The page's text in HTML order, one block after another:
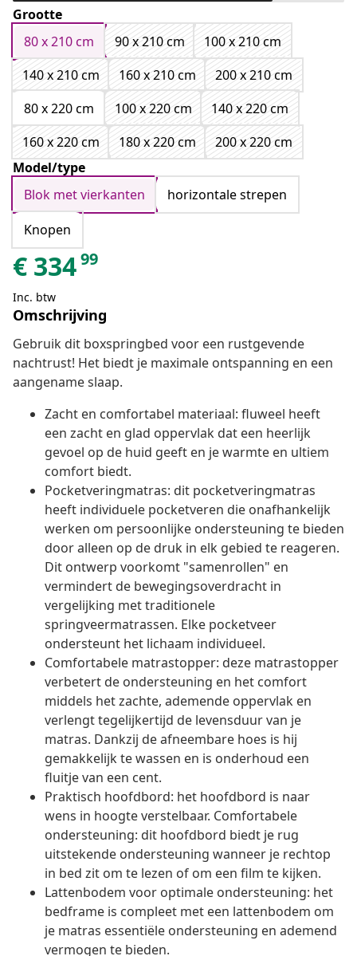
Grootte
80 x 210 cm
90 x 210 cm
100 x 210 cm
140 x 210 cm
160 x 210 cm
200 x 210 cm
80 x 220 cm
100 x 220 cm
140 x 220 cm
160 x 220 cm
180 x 220 cm
200 x 220 cm
Model/type
Blok met vierkanten
horizontale strepen
Knopen
€ 33499
Inc. btw
Omschrijving
Gebruik dit boxspringbed voor een rustgevende
nachtrust! Het biedt je maximale ontspanning en een
aangename slaap.
Zacht en comfortabel materiaal: fluweel heeft
een zacht en glad oppervlak dat een heerlijk
gevoel op de huid geeft en je warmte en ultiem
comfort biedt.
Pocketveringmatras: dit pocketveringmatras
heeft individuele pocketveren die onafhankelijk
werken om persoonlijke ondersteuning te bieden
door alleen op de druk in elk gebied te reageren.
Dit ontwerp voorkomt "samenrollen" en
vermindert de bewegingsoverdracht in
vergelijking met traditionele
springveermatrassen. Elke pocketveer
ondersteunt het lichaam individueel.
Comfortabele matrastopper: deze matrastopper
verbetert de ondersteuning en het comfort
middels het zachte, ademende oppervlak en
verlengt tegelijkertijd de levensduur van je
matras. Dankzij de afneembare hoes is hij
gemakkelijk te wassen en is onderhoud een
fluitje van een cent.
Praktisch hoofdbord: het hoofdbord is naar
wens in hoogte verstelbaar. Comfortabele
ondersteuning: dit hoofdbord biedt je rug
uitstekende ondersteuning wanneer je rechtop
in bed zit om te lezen of om een film te kijken.
Lattenbodem voor optimale ondersteuning: het
bedframe is compleet met een lattenbodem om
je matras essentiële ondersteuning en ademend
vermogen te bieden.